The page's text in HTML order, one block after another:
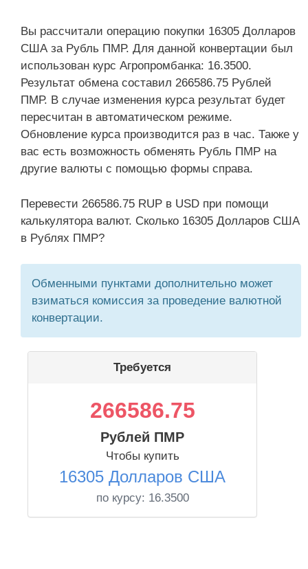
Вы рассчитали операцию покупки 16305 Долларов
США за Рубль ПМР. Для данной конвертации был
использован курс Агропромбанка: 16.3500.
Результат обмена составил 266586.75 Рублей
ПМР. В случае изменения курса результат будет
пересчитан в автоматическом режиме.
Обновление курса производится раз в час. Также у
вас есть возможность обменять Рубль ПМР на
другие валюты с помощью формы справа.
Перевести 266586.75 RUP в USD при помощи
калькулятора валют. Сколько 16305 Долларов США
в Рублях ПМР?
Обменными пунктами дополнительно может
взиматься комиссия за проведение валютной
конвертации.
Требуется
266586.75
Рублей ПМР
Чтобы купить
16305 Долларов США
по курсу: 16.3500